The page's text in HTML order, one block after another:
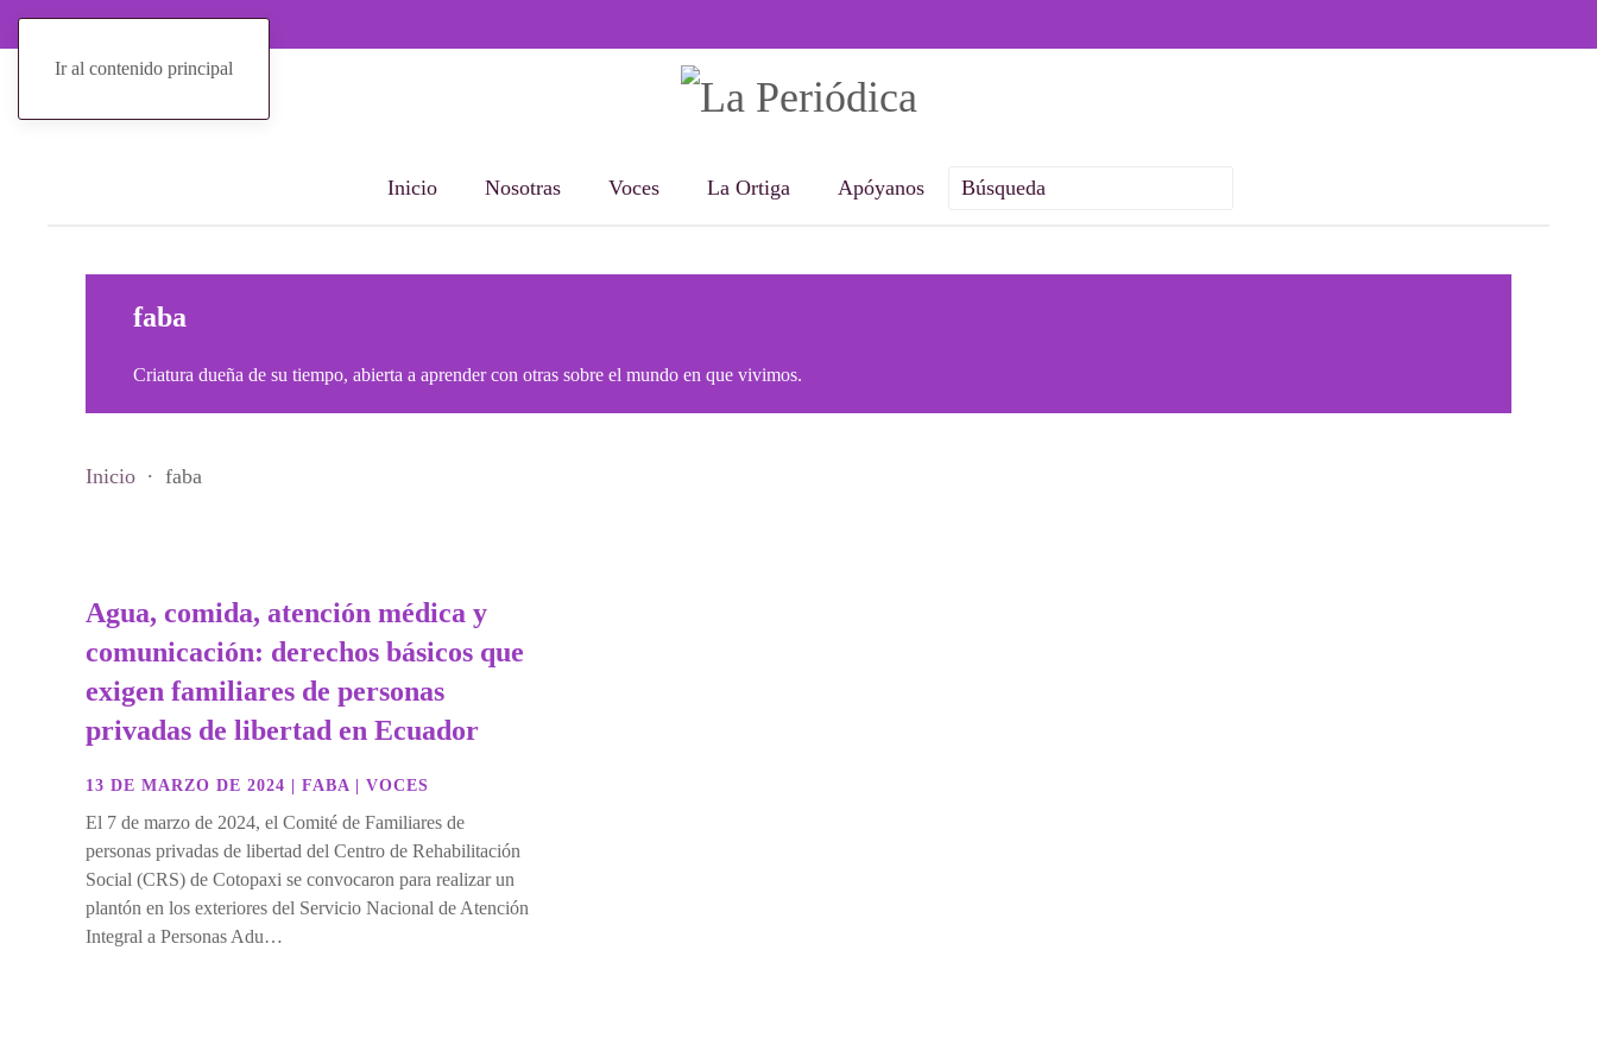
Ir al contenido principal
Inicio Nosotras Voces La Ortiga Apóyanos
faba
Criatura dueña de su tiempo, abierta a aprender con otras sobre el mundo en que vivimos.
Inicio faba
Agua, comida, atención médica y
comunicación: derechos básicos que
exigen familiares de personas
privadas de libertad en Ecuador
13 DE MARZO DE 2024 FABA VOCES
El 7 de marzo de 2024, el Comité de Familiares de
personas privadas de libertad del Centro de Rehabilitación
Social (CRS) de Cotopaxi se convocaron para realizar un
plantón en los exteriores del Servicio Nacional de Atención
Integral a Personas Adu…